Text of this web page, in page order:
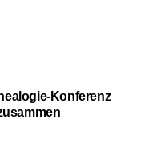
Konferenz